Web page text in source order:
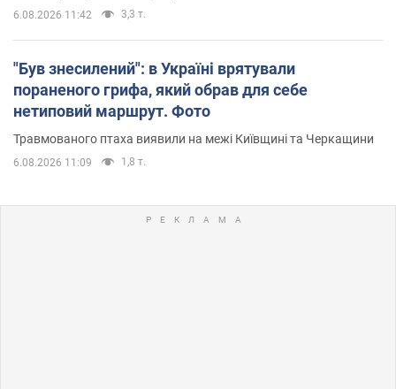
6.08.2026 11:42 3,3 т.
"Був знесилений": в Україні врятували
пораненого грифа, який обрав для себе
нетиповий маршрут. Фото
Травмованого птаха виявили на межі Київщині та Черкащини
6.08.2026 11:09 1,8 т.